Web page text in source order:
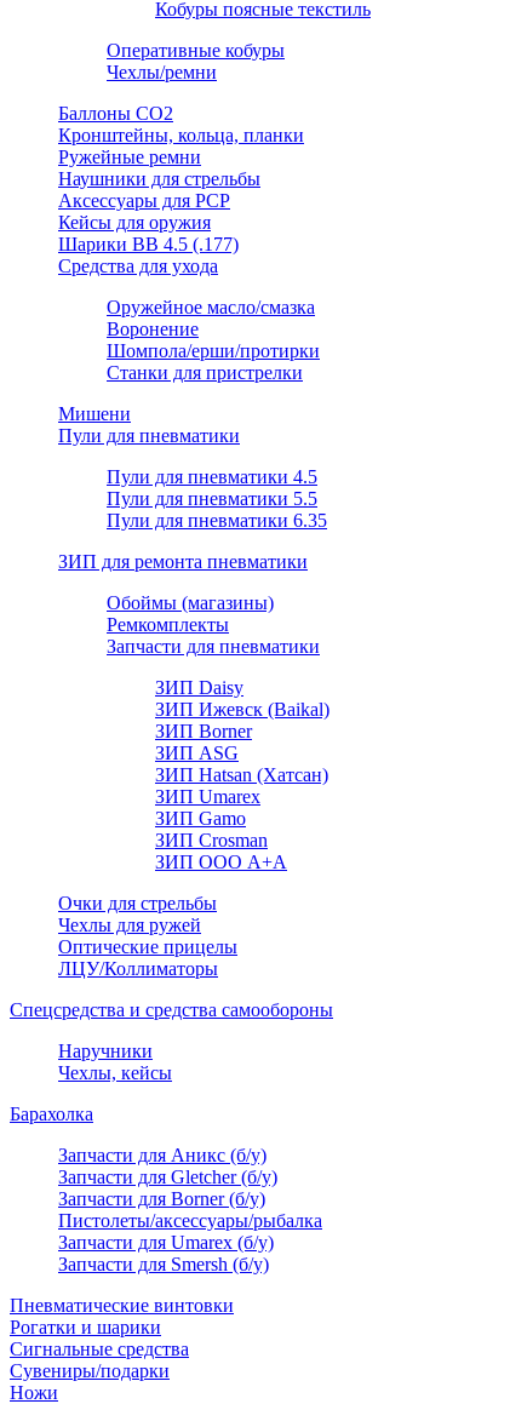
Кобуры поясные текстиль
Оперативные кобуры
Чехлы/ремни
Баллоны СО2
Кронштейны, кольца, планки
Ружейные ремни
Наушники для стрельбы
Аксессуары для PCP
Кейсы для оружия
Шарики ВВ 4.5 (.177)
Средства для ухода
Оружейное масло/смазка
Воронение
Шомпола/ерши/протирки
Станки для пристрелки
Мишени
Пули для пневматики
Пули для пневматики 4.5
Пули для пневматики 5.5
Пули для пневматики 6.35
ЗИП для ремонта пневматики
Обоймы (магазины)
Ремкомплекты
Запчасти для пневматики
ЗИП Daisy
ЗИП Ижевск (Baikal)
ЗИП Borner
ЗИП ASG
ЗИП Hatsan (Хатсан)
ЗИП Umarex
ЗИП Gamo
ЗИП Crosman
ЗИП ООО А+А
Очки для стрельбы
Чехлы для ружей
Оптические прицелы
ЛЦУ/Коллиматоры
Спецсредства и средства самообороны
Наручники
Чехлы, кейсы
Барахолка
Запчасти для Аникс (б/у)
Запчасти для Gletcher (б/у)
Запчасти для Borner (б/у)
Пистолеты/аксессуары/рыбалка
Запчасти для Umarex (б/у)
Запчасти для Smersh (б/у)
Пневматические винтовки
Рогатки и шарики
Сигнальные средства
Сувениры/подарки
Ножи